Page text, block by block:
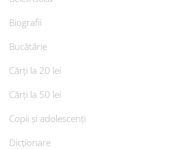
Biografii
Bucătărie
Cărți la 20 lei
Cărți la 50 lei
Copii și adolescenți
Dicționare